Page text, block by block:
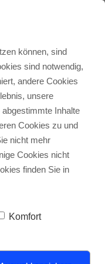
Stellen-
angebote
aufs
uns darum,
können, sind
sind notwendig,
andere Cookies
unsere
Inhalte
Cookies zu und
nicht mehr
Cookies nicht
finden Sie in
Komfort